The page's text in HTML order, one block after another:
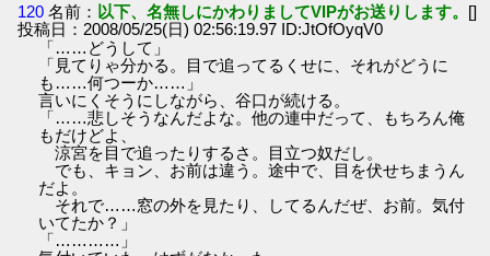
120 名前： 以下、名無しにかわりましてVIPがお送りします。 []
投稿日：2008/05/25(日) 02:56:19.97 ID:JtOfOyqV0
「……どうして」
「見てりゃ分かる。目で追ってるくせに、それがどうに
も……何つーか……」
言いにくそうにしながら、谷口が続ける。
「……悲しそうなんだよな。他の連中だって、もちろん俺
もだけどよ、
涼宮を目で追ったりするさ。目立つ奴だし。
でも、キョン、お前は違う。途中で、目を伏せちまうん
だよ。
それで……窓の外を見たり、してるんだぜ、お前。気付
いてたか？」
「…………」